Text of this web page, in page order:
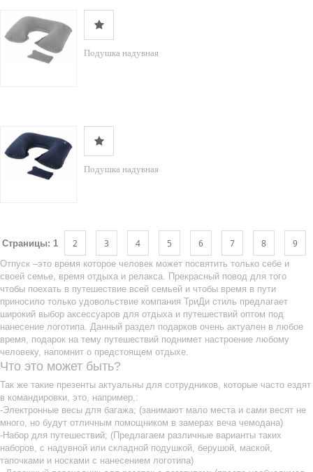
Подушка надувная
Подушка надувная
Страницы: 1 2 3 4 5 6 7 8 9
Отпуск –это время которое человек может посвятить только себе и
своей семье, время отдыха и релакса. Прекрасный повод для того
чтобы поехать в путешествие всей семьей и чтобы время в пути
приносило только удовольствие компания ТриДи стиль предлагает
широкий выбор аксессуаров для отдыха и путешествий оптом под
нанесение логотипа. Данный раздел подарков очень актуален в любое
время, подарок на тему путешествий поднимет настроение любому
человеку, напомнит о предстоящем отдыхе.
Что это может быть?
Так же такие презенты актуальны для сотрудников, которые часто ездят
в командировки, это, например,:
-Электронные весы для багажа; (занимают мало места и сами весят не
много, но будут отличным помощником в замерах веча чемодана)
-Набор для путешествий; (Предлагаем различные варианты таких
наборов, с надувной или складной подушкой, берушой, маской,
тапочками и носками с нанесением логотипа)